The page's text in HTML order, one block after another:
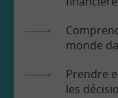
monde
Prendre
les